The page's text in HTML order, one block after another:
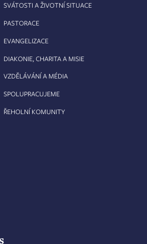
SVÁTOSTI A ŽIVOTNÍ SITUACE
PASTORACE
EVANGELIZACE
DIAKONIE, CHARITA A MISIE
VZDĚLÁVÁNÍ A MÉDIA
SPOLUPRACUJEME
ŘEHOLNÍ KOMUNITY